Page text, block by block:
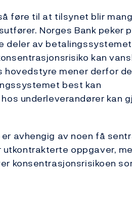
føre til at tilsynet blir
Norges Bank peker
deler av
kan
hovedstyre mener derfor
best kan
underleverandører kan
avhengig av noen få
oppgaver,
konsentrasjonsrisikoen